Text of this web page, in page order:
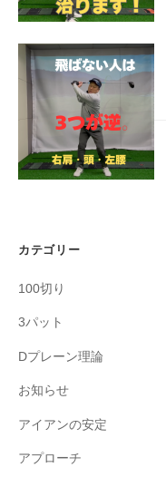
カテゴリー
100切り
3パット
Dプレーン理論
お知らせ
アイアンの安定
アプローチ